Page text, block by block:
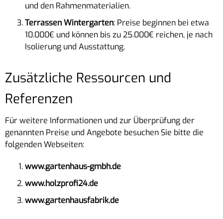
und den Rahmenmaterialien.
Terrassen Wintergarten: Preise beginnen bei etwa
10.000€ und können bis zu 25.000€ reichen, je nach
Isolierung und Ausstattung.
Zusätzliche Ressourcen und
Referenzen
Für weitere Informationen und zur Überprüfung der
genannten Preise und Angebote besuchen Sie bitte die
folgenden Webseiten:
www.gartenhaus-gmbh.de
www.holzprofi24.de
www.gartenhausfabrik.de